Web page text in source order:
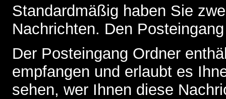
Standardmäßig haben Sie
Nachrichten. Den
Der Posteingang Ordner
empfangen und erlaubt es
sehen, wer Ihnen diese